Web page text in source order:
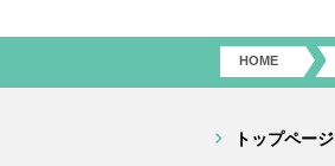
HOME
トップページ